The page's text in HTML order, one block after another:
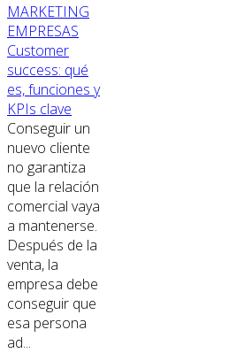
MARKETING
EMPRESAS
Customer
success: qué
es, funciones y
KPIs clave
Conseguir un
nuevo cliente
no garantiza
que la relación
comercial vaya
a mantenerse.
Después de la
venta, la
empresa debe
conseguir que
esa persona
ad...